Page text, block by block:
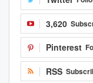
3,620
Pinterest
RSS